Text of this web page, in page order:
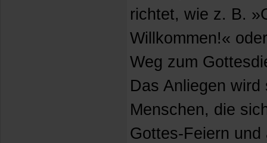
richtet, wie z. B.
Willkommen!«
Weg zum
Das Anliegen
Menschen, die
Gottes-Feiern